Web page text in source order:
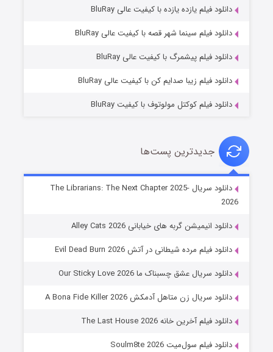
شوهر
عملیات آپارتمان
دانلود فیلم یازده یازده با کیفیت عالی BluRay
دانلود فیلم سینما شهر قصه با کیفیت عالی BluRay
دانلود فیلم پیشمرگ با کیفیت عالی BluRay
دانلود فیلم زیبا صدایم کن با کیفیت عالی BluRay
دانلود فیلم کوکتل مولوتوف با کیفیت BluRay
جدیدترین پست‌ها
دانلود سریال The Librarians: The Next Chapter 2025-
2026
دانلود انیمیشن گربه های خیابانی Alley Cats 2026
دانلود فیلم مرده شیطانی در آتش Evil Dead Burn 2026
دانلود سریال عشق چسبناک ما Our Sticky Love 2026
دانلود سریال زن متاهل آدمکش A Bona Fide Killer 2026
دانلود فیلم آخرین خانه The Last House 2026
دانلود فیلم سول‌میت Soulm8te 2026